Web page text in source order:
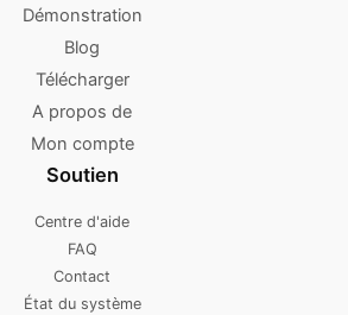
Démonstration
Blog
Télécharger
A propos de
Mon compte
Soutien
Centre d'aide
FAQ
Contact
État du système